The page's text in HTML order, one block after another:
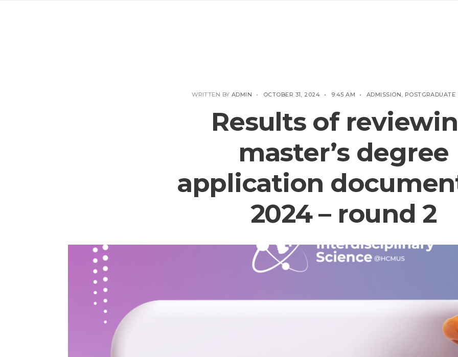
WRITTEN BY ADMIN • OCTOBER 31, 2024 • 9:45 AM • ADMISSION, POSTGRADUATE
Results of
master’s degree
application
2024 – round 2